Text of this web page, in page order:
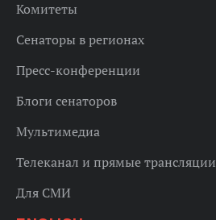
Комитеты
Сенаторы в регионах
Пресс-конференции
Блоги сенаторов
Мультимедиа
Телеканал и прямые трансляции
Для СМИ